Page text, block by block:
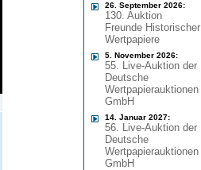
26. September 2026:
130. Auktion
Freunde Historischer
Wertpapiere
5. November 2026:
55. Live-Auktion der
Deutsche
Wertpapierauktionen
GmbH
14. Januar 2027:
56. Live-Auktion der
Deutsche
Wertpapierauktionen
GmbH